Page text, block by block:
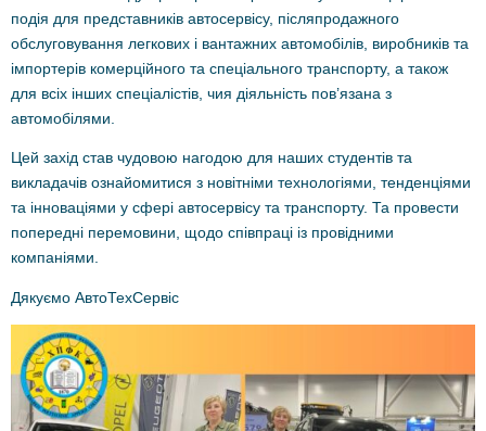
подія для представників автосервісу, післяпродажного
обслуговування легкових і вантажних автомобілів, виробників та
імпортерів комерційного та спеціального транспорту, а також
для всіх інших спеціалістів, чия діяльність пов’язана з
автомобілями.
Цей захід став чудовою нагодою для наших студентів та
викладачів ознайомитися з новітніми технологіями, тенденціями
та інноваціями у сфері автосервісу та транспорту. Та провести
попередні перемовини, щодо співпраці із провідними
компаніями.
Дякуємо АвтоТехСервіс